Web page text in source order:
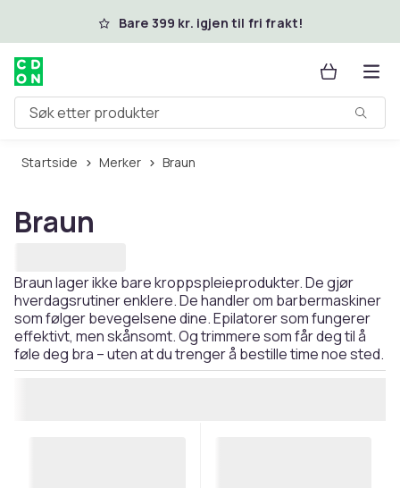
Hopp til hovedinnholdBare 399 kr. igjen til fri frakt!
Søk etter produkter
Startside Merker Braun
Braun
Braun lager ikke bare kroppspleieprodukter. De gjør
hverdagsrutiner enklere. De handler om barbermaskiner
som følger bevegelsene dine. Epilatorer som fungerer
effektivt, men skånsomt. Og trimmere som får deg til å
føle deg bra – uten at du trenger å bestille time noe sted.